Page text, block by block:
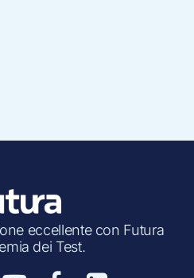
eccellente con Futura
dei Test.